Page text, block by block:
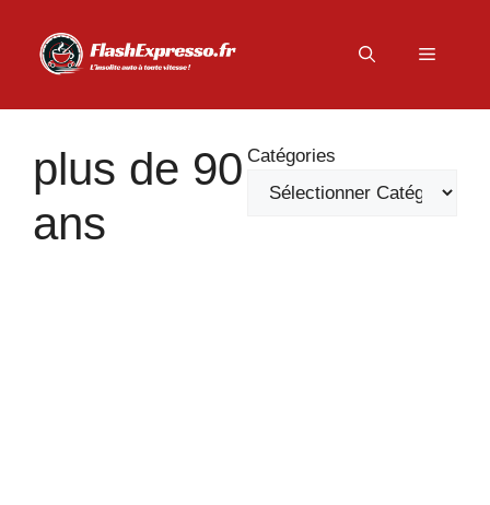
contenu
Menu
plus de 90
ans
Catégories